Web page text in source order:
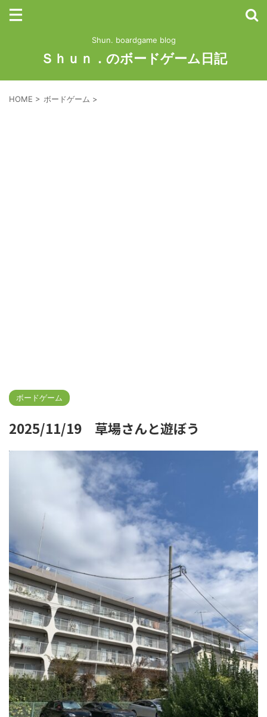
Shun. boardgame blog
Ｓｈｕｎ．のボードゲーム日記
HOME > ボードゲーム >
ボードゲーム
2025/11/19 草場さんと遊ぼう